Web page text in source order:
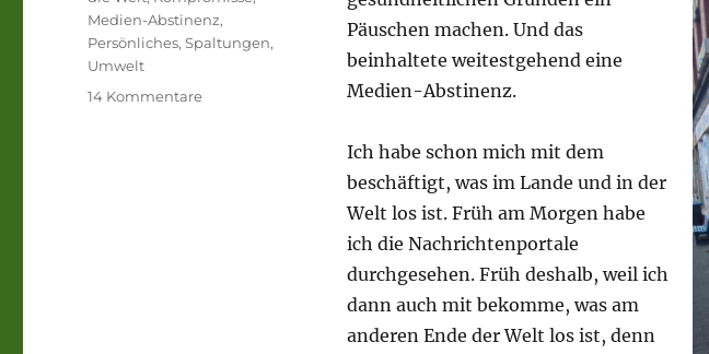
Päuschen machen. Und das
beinhaltete weitestgehend eine
Medien-Abstinenz.
Ich habe schon mich mit dem
beschäftigt, was im Lande und in der
Welt los ist. Früh am Morgen habe
ich die Nachrichtenportale
durchgesehen. Früh deshalb, weil ich
dann auch mit bekomme, was am
anderen Ende der Welt los ist, denn
Medien-Abstinenz,
Persönliches,Spaltungen,
Umwelt
14 Kommentarezu